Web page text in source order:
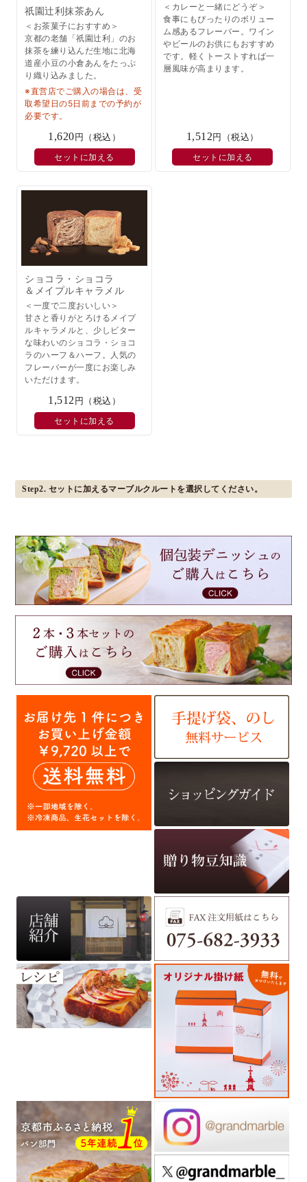
祇園辻利抹茶あん
＜お茶菓子におすすめ＞
京都の老舗「祇園辻利」のお
抹茶を練り込んだ生地に北海
道産小豆の小倉あんをたっぷ
り織り込みました。
※直営店でご購入の場合は、受
取希望日の5日前までの予約が
必要です。
1,620 円（税込）
セットに加える
＜カレーと一緒にどうぞ＞
食事にもぴったりのボリュー
ム感あるフレーバー。ワイン
やビールのお供にもおすすめ
です。軽くトーストすれば一
層風味が高まります。
1,512 円（税込）
セットに加える
ショコラ・ショコラ
＆メイプルキャラメル
＜一度で二度おいしい＞
甘さと香りがとろけるメイプ
ルキャラメルと、少しビター
な味わいのショコラ・ショコ
ラのハーフ＆ハーフ。人気の
フレーバーが一度にお楽しみ
いただけます。
1,512 円（税込）
セットに加える
Step2. セットに加えるマーブルクルートを選択してください。